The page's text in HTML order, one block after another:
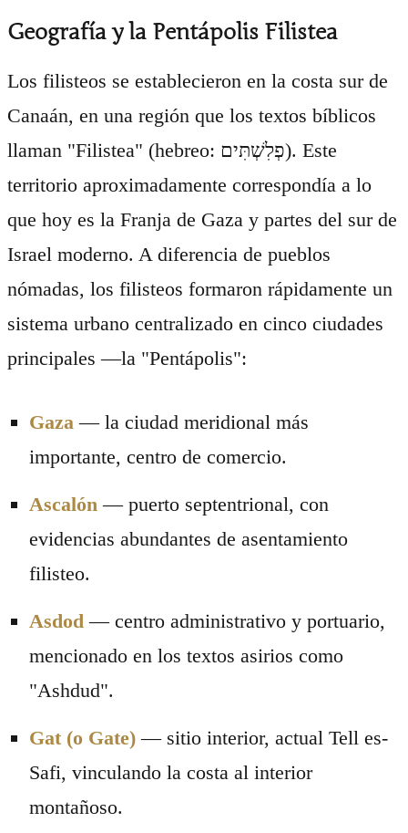
Geografía y la Pentápolis Filistea
Los filisteos se establecieron en la costa sur de
Canaán, en una región que los textos bíblicos
llaman "Filistea" (hebreo: פְלִשְׁתִּים). Este
territorio aproximadamente correspondía a lo
que hoy es la Franja de Gaza y partes del sur de
Israel moderno. A diferencia de pueblos
nómadas, los filisteos formaron rápidamente un
sistema urbano centralizado en cinco ciudades
principales —la "Pentápolis":
Gaza — la ciudad meridional más
importante, centro de comercio.
Ascalón — puerto septentrional, con
evidencias abundantes de asentamiento
filisteo.
Asdod — centro administrativo y portuario,
mencionado en los textos asirios como
"Ashdud".
Gat (o Gate) — sitio interior, actual Tell es-
Safi, vinculando la costa al interior
montañoso.